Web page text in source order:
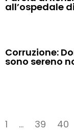
all’ospedale
Corruzione:
sono sereno
1 … 39 40